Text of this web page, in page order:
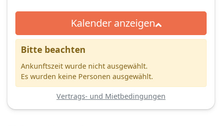
Kalender anzeigen
Bitte beachten
Ankunftszeit wurde nicht ausgewählt.
Es wurden keine Personen ausgewählt.
Vertrags- und Mietbedingungen